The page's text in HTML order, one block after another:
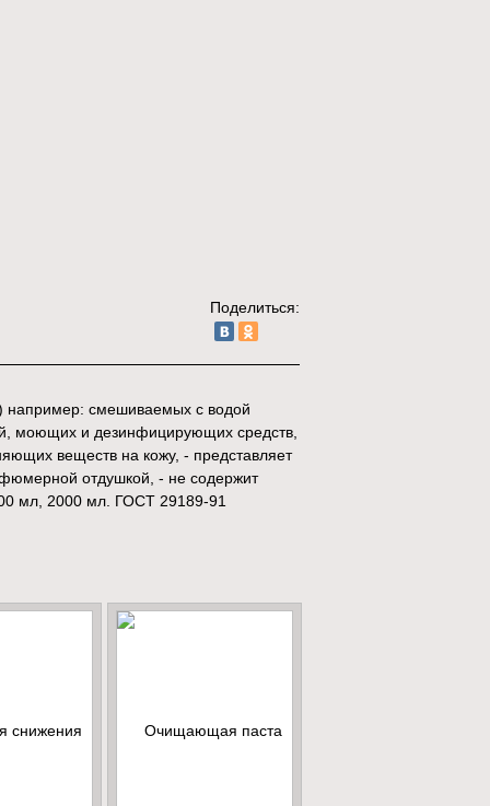
Поделиться:
например: смешиваемых с водой
моющих и дезинфицирующих средств,
веществ на кожу, - представляет
отдушкой, - не содержит
мл, 2000 мл. ГОСТ 29189-91